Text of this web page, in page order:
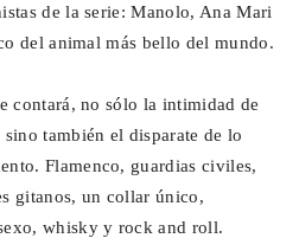
de la serie: Manolo, Ana Mari
del animal más bello del mundo.
contará, no sólo la intimidad de
también el disparate de lo
Flamenco, guardias civiles,
gitanos, un collar único,
whisky y rock and roll.